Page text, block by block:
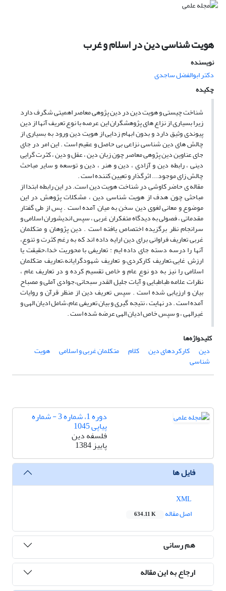
هویت شناسی دین در اسلام و غرب
نویسنده
دکتر ابوالفضل ساجدی
چکیده
شناخت چیستی و هویت دین در دین پژوهی معاصر اهمیتی شگرف دارد
زیرا بسیاری از نزاع های پژوهشگران این عرصه با نوع تعریف آنها از دین
پیوندی وثیق دارد و بدون ابهام زدایی از هویت دین ورود به بسیاری از
چالش های دین شناسی نزاعی بی حاصل و عقیم است . این امر در جای
جای عناوین دین پژوهی معاصر چون زبان دین ، عقل و دین ، کثرت گرایی
دینی ، رابطه دین و آزادی ، دین و هنر ، دین و توسعه و سایر مباحث
چالش زای موجود... اثرگذار و تعیین کننده است .
مقاله ی حاضر کاوشی در شناخت هویت دین است. در این رابطه ابتدا از
مباحثی چون هدف از هویت شناسی دین ، مشکلات پژوهش در این
موضوع و معانی لغوی دین سخن به میان آمده است . پس از طی گفتار
مقدماتی ، فصولی به دیدگاه متفکران غربی ، سپس اندیشوران اسلامی و
سرانجام نظر برگزیده اختصاص یافته است . دین پژوهان و متکلمان
غربی تعاریف فراوانی برای دین ارایه داده اند که به رغم کثرت و تنوع،
آنها را درسه دسته جای داده ایم : تعاریفی با محوریت خدا،حقیقت یا
ارزش غایی،تعاریف کارکردی،و تعاریف شهودگرایانه،تعاریف متکلمان
اسلامی را نیز به دو نوع عام و خاص تقسیم کرده و در تعاریف عام ،
نظرات علامه طباطبایی و آیات جلیل القدر سبحانی،جوادی آملی و مصباح
بیان و ارزیابی شده است . سپس تعریف دین از منظر قرآن و روایات
آمده است . در نهایت ، نتیجه گیری و بیان تعریفی عام،شامل ادیان الهی و
غیرالهی ، و سپس خاص ادیان الهی عرضه شده است .
کلیدواژه‌ها
دین
کارکردهای دین کلام متکلمان غربی و اسلامی هویت
شناسی
دوره 1، شماره 3 - شماره
پیاپی 1045
فلسفه دین
پاییز 1384
فایل ها
اصل مقاله
634.11 K
هم رسانی
ارجاع به این مقاله